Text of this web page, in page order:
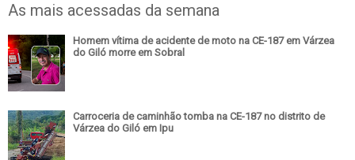
As mais acessadas da semana
Homem vítima de acidente de moto na CE-187 em Várzea
do Giló morre em Sobral
Carroceria de caminhão tomba na CE-187 no distrito de
Várzea do Giló em Ipu